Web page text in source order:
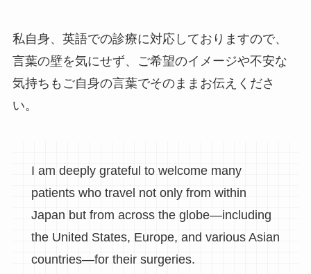
私自身、英語での診療に対応しておりますので、
言葉の壁を気にせず、ご希望のイメージや不安な
気持ちもご自身の言葉でそのままお伝えくださ
い。
I am deeply grateful to welcome many
patients who travel not only from within
Japan but from across the globe—including
the United States, Europe, and various Asian
countries—for their surgeries.